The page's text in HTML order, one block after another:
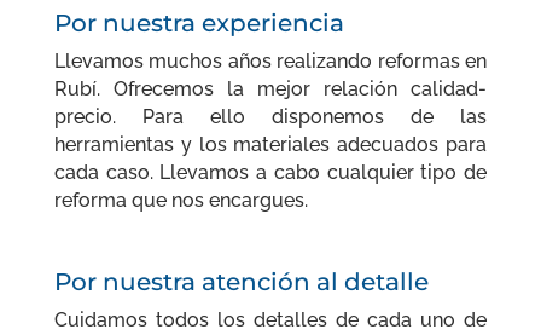
Por nuestra experiencia
Llevamos muchos años realizando reformas en
Rubí. Ofrecemos la mejor relación calidad-
precio. Para ello disponemos de las
herramientas y los materiales adecuados para
cada caso. Llevamos a cabo cualquier tipo de
reforma que nos encargues.
Por nuestra atención al detalle
Cuidamos todos los detalles de cada uno de